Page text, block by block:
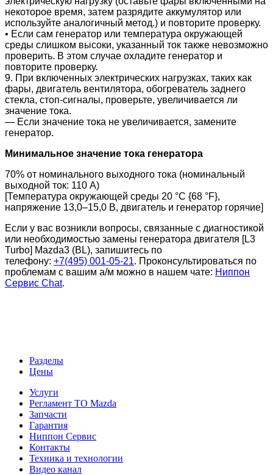
некоторое время, затем разрядите аккумулятор или
используйте аналогичный метод.) и повторите проверку.
• Если сам генератор или температура окружающей
среды слишком высоки, указанный ток также невозможно
проверить. В этом случае охладите генератор и
повторите проверку.
9. При включенных электрических нагрузках, таких как
фары, двигатель вентилятора, обогреватель заднего
стекла, стоп-сигналы, проверьте, увеличивается ли
значение тока.
― Если значение тока не увеличивается, замените
генератор.
Минимальное значение тока генератора
70% от номинального выходного тока (номинальный
выходной ток: 110 A)
[Температура окружающей среды 20 °C {68 °F},
напряжение 13,0–15,0 В, двигатель и генератор горячие]
Если у вас возникли вопросы, связанные с диагностикой
или необходимостью замены генератора двигателя [L3
Turbo] Mazda3 (BL), запишитесь по
телефону: +7(495) 001-05-21. Проконсультироваться по
проблемам с вашим а/м можно в нашем чате: Ниппон
Сервис Chat.
Разделы
Цены
Услуги
Регламент ТО Mazda
Запчасти
Гарантия
Ниппон Сервис
Контакты
Техника и технологии
Видео канал